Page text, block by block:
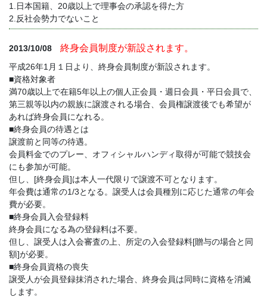
1.日本国籍、20歳以上で理事会の承認を得た方
2.反社会勢力でないこと
2013/10/08 終身会員制度が新設されます。
平成26年1月１日より、終身会員制度が新設されます。
■資格対象者
満70歳以上で在籍5年以上の個人正会員・週日会員・平日会員で、
第三親等以内の親族に譲渡される場合、会員権譲渡後でも希望が
あれば終身会員になれる。
■終身会員の待遇とは
譲渡前と同等の待遇。
会員料金でのプレー、オフィシャルハンディ取得が可能で競技会
にも参加が可能。
但し、[終身会員]は本人一代限りで譲渡不可となります。
年会費は通常の1/3となる。譲受人は会員種別に応じた通常の年会
費が必要。
■終身会員入会登録料
終身会員になる為の登録料は不要。
但し、譲受人は入会審査の上、所定の入会登録料[贈与の場合と同
額]が必要。
■終身会員資格の喪失
譲受人が会員登録抹消された場合、終身会員は同時に資格を消滅
します。